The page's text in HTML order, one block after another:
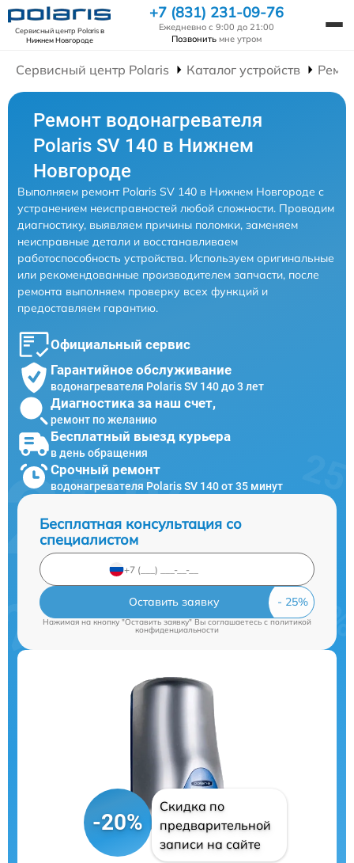
Сервисный центр Polarisв
Нижнем Новгороде
+7 (831) 231-09-76
Ежедневно с 9:00 до 21:00
Позвонить мне утром
Сервисный центр Polaris Каталог устройств
Ремонт водонагревателя
Polaris SV 140 в Нижнем
Новгороде
Выполняем ремонт Polaris SV 140 в Нижнем Новгороде с
устранением неисправностей любой сложности. Проводим
диагностику, выявляем причины поломки, заменяем
неисправные детали и восстанавливаем
работоспособность устройства. Используем оригинальные
или рекомендованные производителем запчасти, после
ремонта выполняем проверку всех функций и
предоставляем гарантию.
Официальный сервис
Гарантийное обслуживание
водонагревателя Polaris SV 140 до 3 лет
Диагностика за наш счет,
ремонт по желанию
Бесплатный выезд курьера
в день обращения
Срочный ремонт
водонагревателя Polaris SV 140 от 35 минут
Бесплатная консультация со
специалистом
Оставить заявку
Нажимая на кнопку "Оставить заявку" Вы соглашаетесь cполитикой
конфиденциальности
-20%
Скидка по
предварительной
записи на сайте